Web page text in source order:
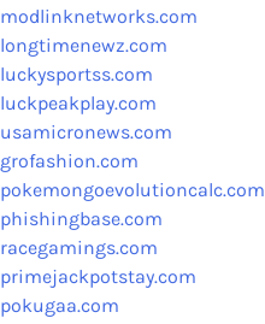
modlinknetworks.com
longtimenewz.com
luckysportss.com
luckpeakplay.com
usamicronews.com
grofashion.com
pokemongoevolutioncalc.com
phishingbase.com
racegamings.com
primejackpotstay.com
pokugaa.com